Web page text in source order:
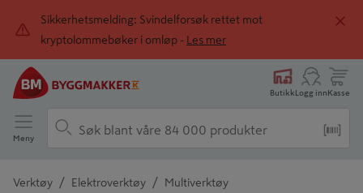
Sikkerhetsmelding: Svindelforsøk rettet mot
kryptolommebøker i omløp -
Les mer
ButikkLogg innKasse
Meny
Verktøy / Elektroverktøy / Multiverktøy